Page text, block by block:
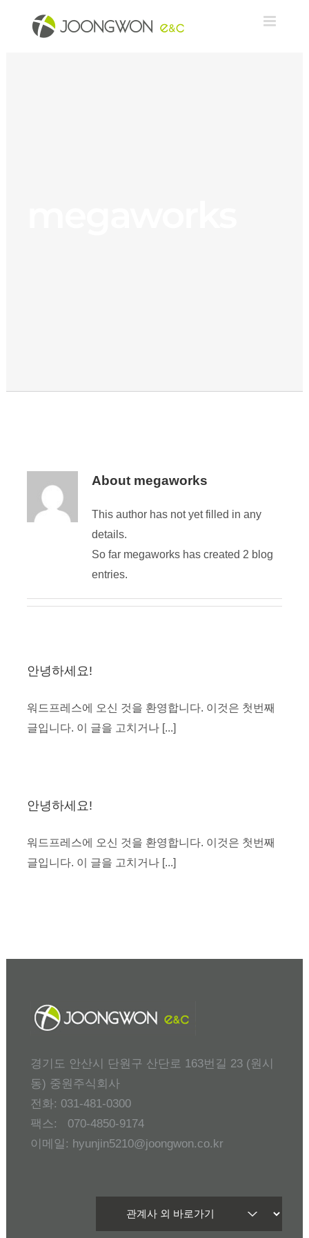
About megaworks
This author has not yet filled in any
details.
So far megaworks has created 2 blog
entries.
안녕하세요!
워드프레스에 오신 것을 환영합니다. 이것은 첫번째
글입니다. 이 글을 고치거나 [...]
안녕하세요!
워드프레스에 오신 것을 환영합니다. 이것은 첫번째
글입니다. 이 글을 고치거나 [...]
경기도 안산시 단원구 산단로 163번길 23 (원시
동) 중원주식회사
전화: 031-481-0300
팩스: 070-4850-9174
이메일: hyunjin5210@joongwon.co.kr